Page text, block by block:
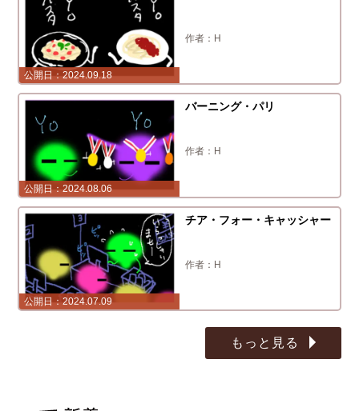
2024.09.18
H
2024.08.06
バーニング・パリ
H
2024.07.09
チア・フォー・キャッシャー
H
もっと見る